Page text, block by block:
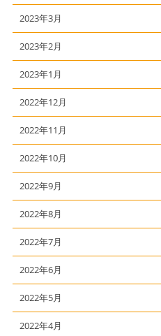
2023年3月
2023年2月
2023年1月
2022年12月
2022年11月
2022年10月
2022年9月
2022年8月
2022年7月
2022年6月
2022年5月
2022年4月